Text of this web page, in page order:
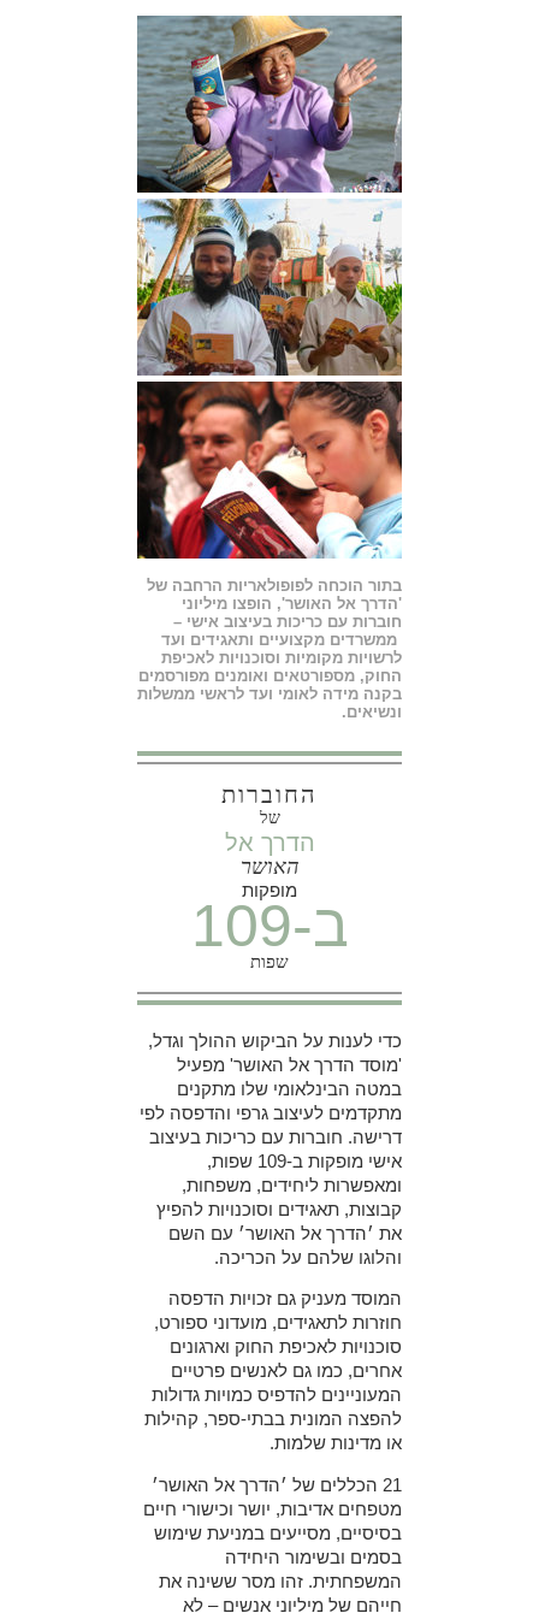
בתור הוכחה לפופולאריות הרחבה של
'הדרך אל האושר', הופצו מיליוני
חוברות עם כריכות בעיצוב אישי –
ממשרדים מקצועיים ותאגידים ועד
לרשויות מקומיות וסוכנויות לאכיפת
החוק, מספורטאים ואומנים מפורסמים
בקנה מידה לאומי ועד לראשי ממשלות
ונשיאים.
החוברות
של
הדרך אל
האושר
מופקות
ב-109
שפות
כדי לענות על הביקוש ההולך וגדל,
'מוסד הדרך אל האושר' מפעיל
במטה הבינלאומי שלו מתקנים
מתקדמים לעיצוב גרפי והדפסה לפי
דרישה. חוברות עם כריכות בעיצוב
אישי מופקות ב-109 שפות,
ומאפשרות ליחידים, משפחות,
קבוצות, תאגידים וסוכנויות להפיץ
את ׳הדרך אל האושר׳ עם השם
והלוגו שלהם על הכריכה.
המוסד מעניק גם זכויות הדפסה
חוזרות לתאגידים, מועדוני ספורט,
סוכנויות לאכיפת החוק וארגונים
אחרים, כמו גם לאנשים פרטיים
המעוניינים להדפיס כמויות גדולות
להפצה המונית בבתי-ספר, קהילות
או מדינות שלמות.
21 הכללים של ׳הדרך אל האושר׳
מטפחים אדיבות, יושר וכישורי חיים
בסיסיים, מסייעים במניעת שימוש
בסמים ובשימור היחידה
המשפחתית. זהו מסר ששינה את
חייהם של מיליוני אנשים – לא